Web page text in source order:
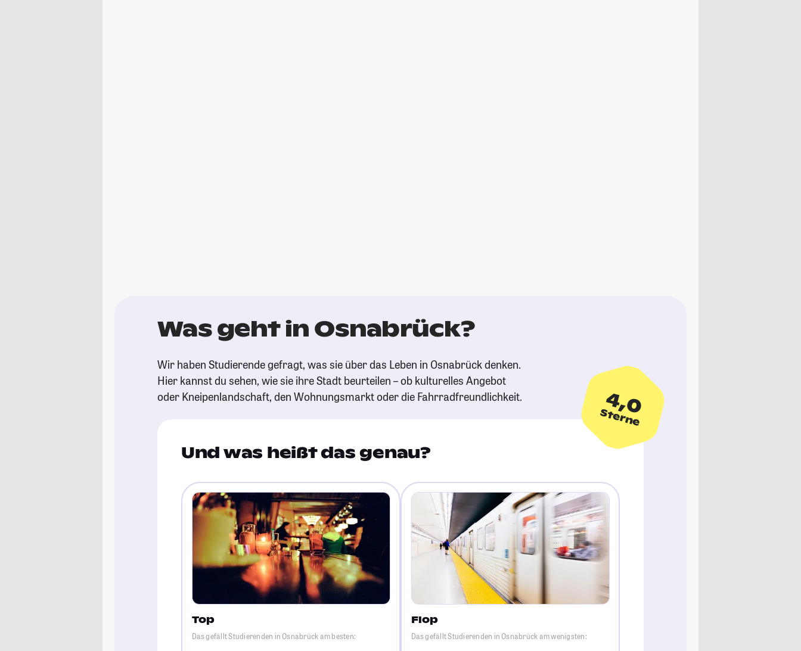
Was geht in Osnabrück?
Wir haben Studierende gefragt, was sie über das Leben in Osnabrück denken.
Hier kannst du sehen, wie sie ihre Stadt beurteilen – ob kulturelles Angebot
oder Kneipenlandschaft, den Wohnungsmarkt oder die Fahrradfreundlichkeit.
4,0
Sterne
Und was heißt das genau?
Top
Das gefällt Studierenden in Osnabrück am besten:
Flop
Das gefällt Studierenden in Osnabrück am wenigsten: